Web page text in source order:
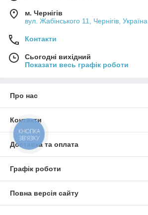
м. Чернігів
вул. Жабінського 11, Чернігів, Україна
Контакти
Сьогодні вихідний
Показати весь графік роботи
Про нас
Контакти
Доставка та оплата
Графік роботи
Повна версія сайту
КНОПКА
ЗВ'ЯЗКУ